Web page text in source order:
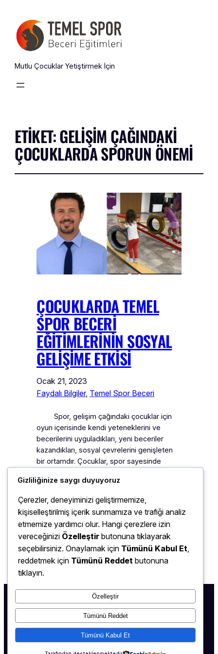
Mutlu Çocuklar Yetiştirmek İçin
ETIKET:GELIŞIM ÇAĞINDAKI
ÇOCUKLARDA SPORUN ÖNEMI
ÇOCUKLARDA TEMEL
SPOR BECERI
EĞITIMLERININ SOSYAL
GELIŞIME ETKISI
Ocak 21, 2023
Faydalı Bilgiler, Temel Spor Beceri
Spor, gelişim çağındaki çocuklar için
oyun içerisinde kendi yeteneklerini ve
becerilerini uyguladıkları, yeni beceriler
kazandıkları, sosyal çevrelerini genişleten
bir ortamdır. Çocuklar, spor sayesinde
komut ve yönergelere uymayı öğrenirken,
konusunda da yeterlilik kazanırlar.
Çocuklarınn kendilerini ifade edebilme
becerisi kazandıkları ve sosyal iletişimlerin
arttığı…
Gizliliğinize saygı duyuyoruz
Çerezler, deneyiminizi geliştirmemize,
kişiselleştirilmiş içerik sunmamıza ve trafiği analiz
etmemize yardımcı olur. Hangi çerezlere izin
vereceğinizi Özelleştir butonuna tıklayarak
seçebilirsiniz. Onaylamak için Tümünü Kabul Et
reddetmek için Tümünü Reddet butonuna
tıklayın.
Özelleştir
Tümünü Reddet
Tümünü Kabul Et